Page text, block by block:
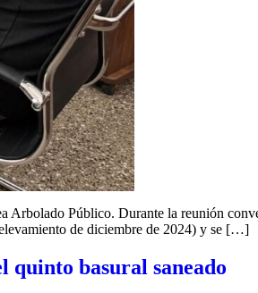
Público. Durante la reunión
de diciembre de 2024) y se […]
basural saneado